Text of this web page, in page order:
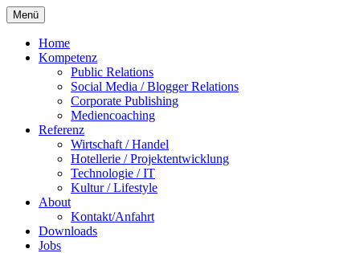
Menü Zum
Inhalt
springen
Home
Kompetenz
Public Relations
Social Media / Blogger Relations
Corporate Publishing
Mediencoaching
Referenz
Wirtschaft / Handel
Hotellerie / Projektentwicklung
Technologie / IT
Kultur / Lifestyle
About
Kontakt/Anfahrt
Downloads
Jobs